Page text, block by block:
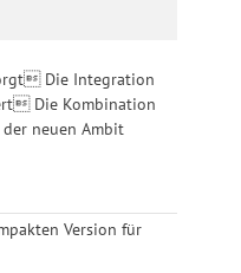
Die Integration
Die Kombination
neuen Ambit
Version für